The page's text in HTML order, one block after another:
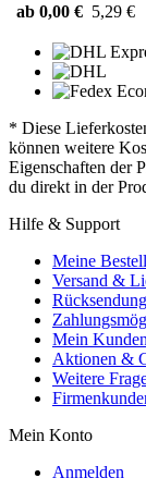
ab 0,00 € 5,29 €
* Diese
können weitere
Eigenschaften der
du direkt in der
Hilfe & Support
Meine
Versand &
Mein
Aktionen &
Weitere
Mein Konto
Anmelden